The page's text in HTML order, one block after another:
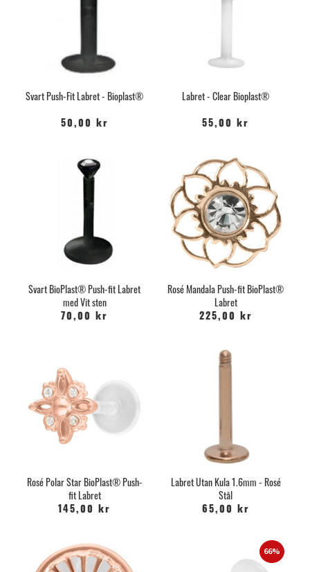
Svart Push-Fit Labret - Bioplast®
50,00 kr
Labret - Clear Bioplast®
55,00 kr
Svart BioPlast® Push-fit Labret
med Vit sten
70,00 kr
Rosé Mandala Push-fit BioPlast®
Labret
225,00 kr
Rosé Polar Star BioPlast® Push-
fit Labret
145,00 kr
Labret Utan Kula 1.6mm - Rosé
Stål
65,00 kr
66%